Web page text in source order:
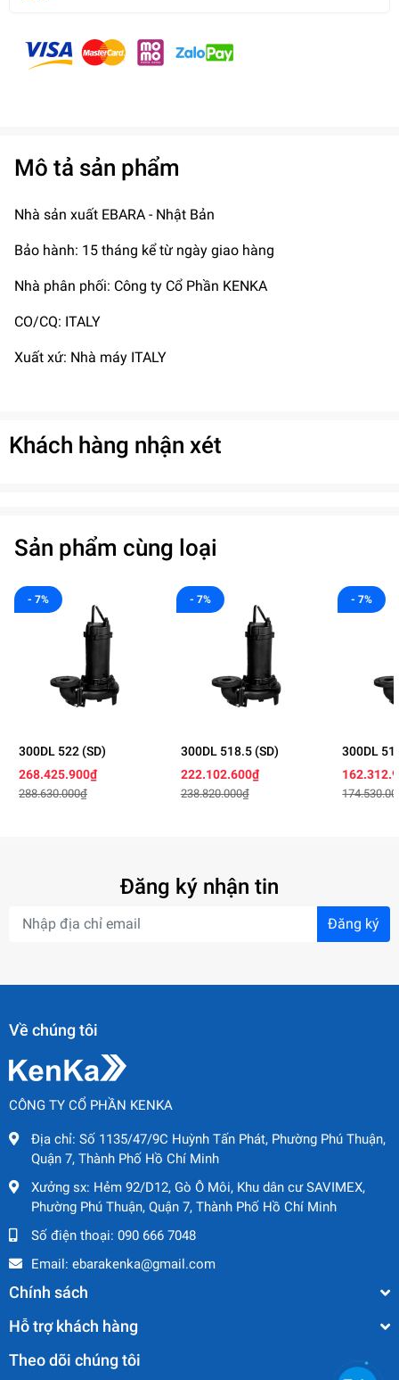
Mô tả sản phẩm
Nhà sản xuất EBARA - Nhật Bản
Bảo hành: 15 tháng kể từ ngày giao hàng
Nhà phân phối: Công ty Cổ Phần KENKA
CO/CQ: ITALY
Xuất xứ: Nhà máy ITALY
Khách hàng nhận xét
Sản phẩm cùng loại
- 7%
300DL 522 (SD)
268.425.900₫
288.630.000₫
- 7%
300DL 518.5 (SD)
222.102.600₫
238.820.000₫
- 7%
300DL
Đăng ký nhận tin
Đăng ký
Về chúng tôi
CÔNG TY CỔ PHẦN KENKA
Địa chỉ: Số 1135/47/9C Huỳnh Tấn Phát, Phường Phú Thuận,
Quận 7, Thành Phố Hồ Chí Minh
Xưởng sx: Hẻm 92/D12, Gò Ô Môi, Khu dân cư SAVIMEX,
Phường Phú Thuận, Quận 7, Thành Phố Hồ Chí Minh
Số điện thoại: 090 666 7048
Email: ebarakenka@gmail.com
Chính sách
Hỗ trợ khách hàng
Theo dõi chúng tôi